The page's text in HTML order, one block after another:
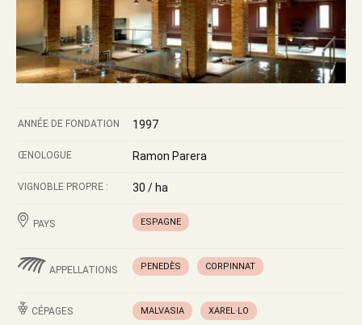
ANNÉE DE FONDATION 1997
ŒNOLOGUE Ramon Parera
VIGNOBLE PROPRE : 30 / ha
PAYS ESPAGNE
APPELLATIONS PENEDÈS CORPINNAT
CÉPAGES MALVASIA XAREL·LO